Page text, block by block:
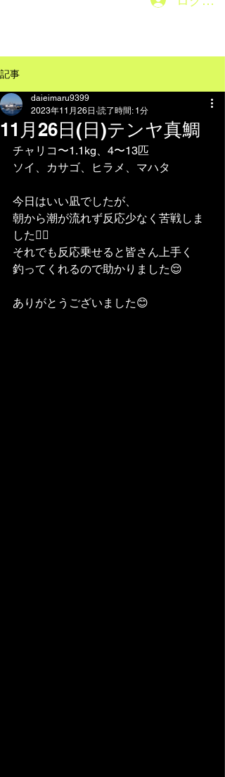
記事
11月26日(日)テンヤ真鯛
daieimaru9399
2023年11月26日 読了時間: 1分
チャリコ〜1.1kg、4〜13匹
ソイ、カサゴ、ヒラメ、マハタ
今日はいい凪でしたが、
朝から潮が流れず反応少なく苦戦しま
した😮‍💨
それでも反応乗せると皆さん上手く
釣ってくれるので助かりました😌
ありがとうございました😊